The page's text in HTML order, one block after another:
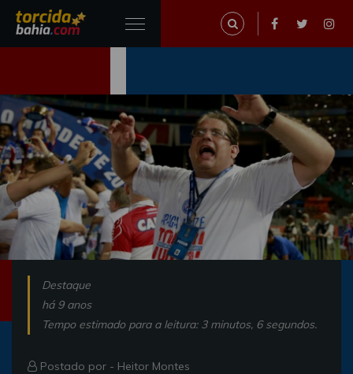
Destaque
há 9 anos
Tempo estimado para a leitura: 3 minutos, 6 segundos.
Postado por - Heitor Montes